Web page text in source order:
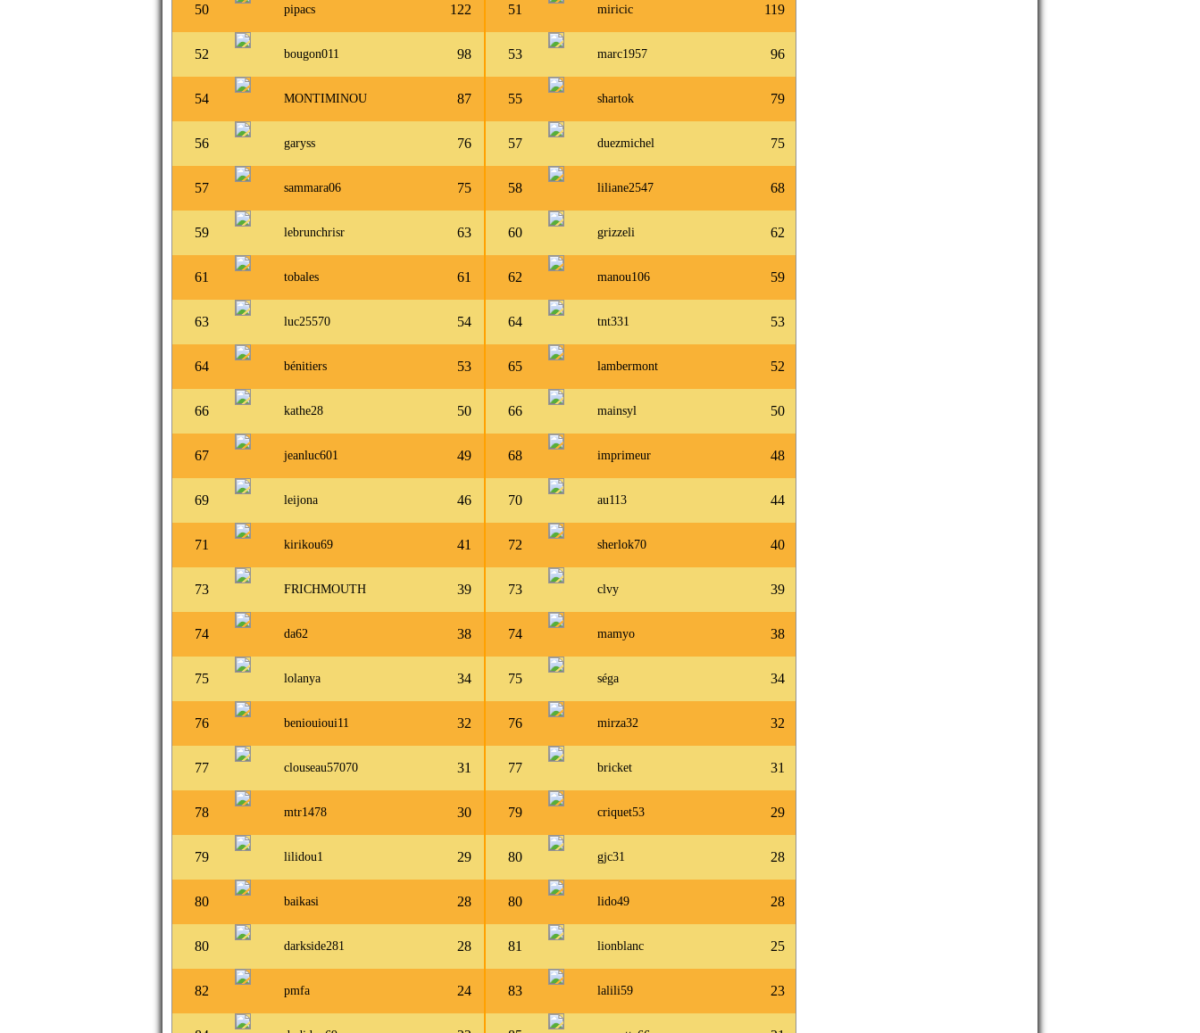
50 pipacs 122 51 miricic 119
52 bougon011 98 53 marc1957 96
54 MONTIMINOU 87 55 shartok 79
56 garyss 76 57 duezmichel 75
57 sammara06 75 58 liliane2547 68
59 lebrunchrisr 63 60 grizzeli 62
61 tobales 61 62 manou106 59
63 luc25570 54 64 tnt331 53
64 bénitiers 53 65 lambermont 52
66 kathe28 50 66 mainsyl 50
67 jeanluc601 49 68 imprimeur 48
69 leijona 46 70 au113 44
71 kirikou69 41 72 sherlok70 40
73 FRICHMOUTH 39 73 clvy 39
74 da62 38 74 mamyo 38
75 lolanya 34 75 séga 34
76 beniouioui11 32 76 mirza32 32
77 clouseau57070 31 77 bricket 31
78 mtr1478 30 79 criquet53 29
79 lilidou1 29 80 gjc31 28
80 baikasi 28 80 lido49 28
80 darkside281 28 81 lionblanc 25
82 pmfa 24 83 lalili59 23